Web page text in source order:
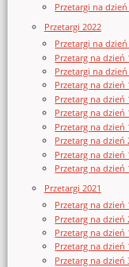
Przetargi na
Przetargi 2022
Przetargi na
Przetarg na dzień
Przetargi na
Przetarg na dzień
Przetarg na dzień
Przetarg na dzień
Przetarg na dzień
Przetarg na
Przetarg na
Przetarg na dzień
Przetargi 2021
Przetarg na dzień
Przetarg na dzień
Przetarg na dzień
Przetarg na dzień
Przetarg na dzień